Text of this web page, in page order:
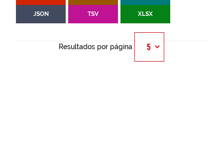
JSON TSV XLSX
Resultados por página